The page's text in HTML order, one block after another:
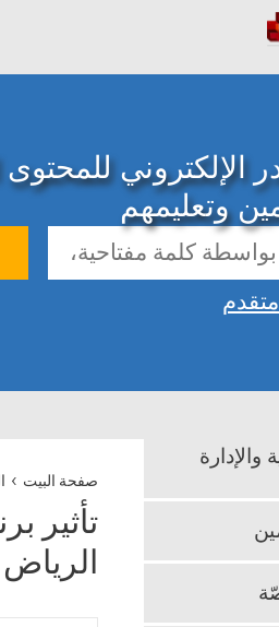
الإلكتروني
وتعليمهم
صفحة البيت ›
تأثير
الرياض
والإدارة